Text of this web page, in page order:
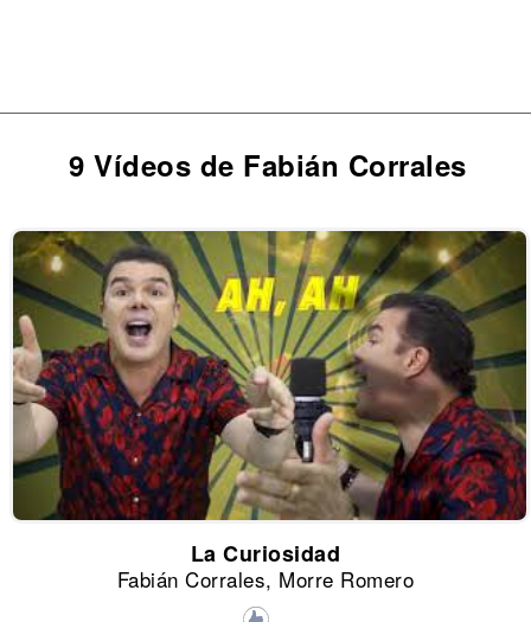
9 Vídeos de Fabián Corrales
La Curiosidad
Fabián Corrales, Morre Romero